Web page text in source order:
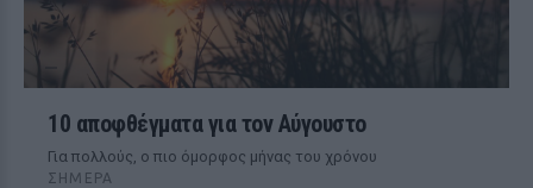
10 αποφθέγματα για τον Αύγουστο
Για πολλούς, ο πιο όμορφος μήνας του χρόνου
ΣΉΜΕΡΑ